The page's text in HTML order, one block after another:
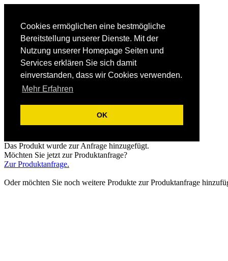
Cookies ermöglichen eine bestmögliche
Bereitstellung unserer Dienste. Mit der
Nutzung unserer Homepage Seiten und
Services erklären Sie sich damit
einverstanden, dass wir Cookies verwenden.
Mehr Erfahren
OK
Das Produkt wurde zur Anfrage hinzugefügt.
Möchten Sie jetzt zur Produktanfrage?
Zur Produktanfrage.
Oder möchten Sie noch weitere Produkte zur Produktanfrage